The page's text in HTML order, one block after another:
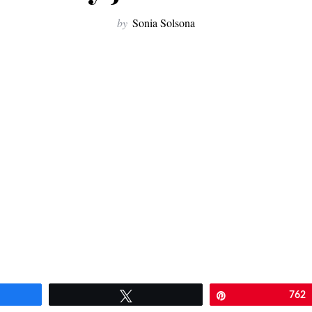
by Sonia Solsona
762